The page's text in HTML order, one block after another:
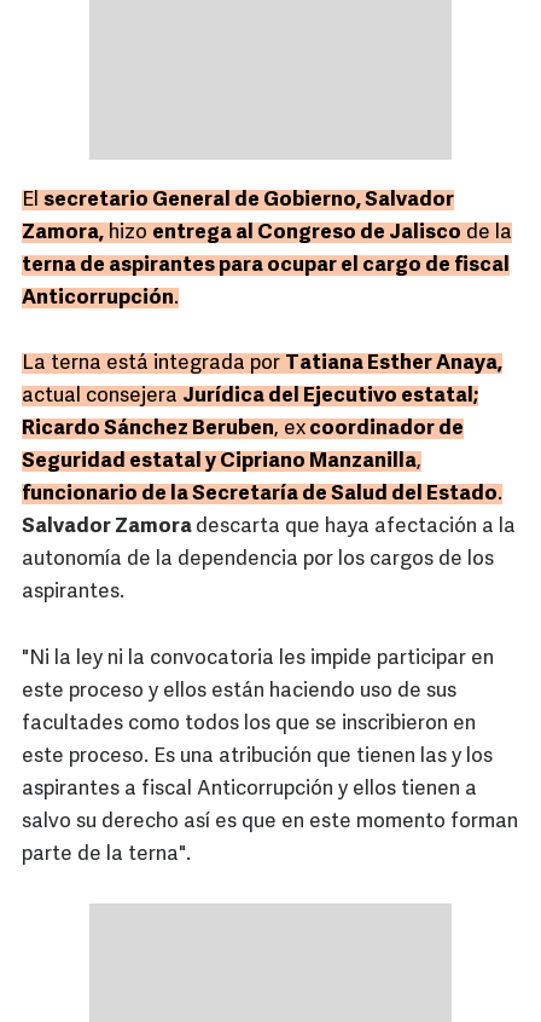
El secretario General de Gobierno, Salvador
Zamora, hizo entrega al Congreso de Jalisco de la
terna de aspirantes para ocupar el cargo de fiscal
Anticorrupción.
La terna está integrada por Tatiana Esther Anaya,
actual consejera Jurídica del Ejecutivo estatal;
Ricardo Sánchez Beruben, ex coordinador de
Seguridad estatal y Cipriano Manzanilla,
funcionario de la Secretaría de Salud del Estado.
Salvador Zamora descarta que haya afectación a la
autonomía de la dependencia por los cargos de los
aspirantes.
"Ni la ley ni la convocatoria les impide participar en
este proceso y ellos están haciendo uso de sus
facultades como todos los que se inscribieron en
este proceso. Es una atribución que tienen las y los
aspirantes a fiscal Anticorrupción y ellos tienen a
salvo su derecho así es que en este momento forman
parte de la terna".